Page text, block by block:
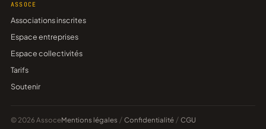
ASSOCE
Associations inscrites
Espace entreprises
Espace collectivités
Tarifs
Soutenir
© 2026 AssoceMentions légales / Confidentialité / CGU